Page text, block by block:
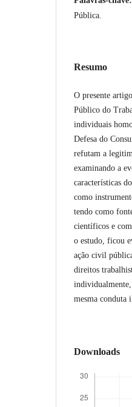
Pública.
Resumo
O presente
Público do
individuais
Defesa do
refutam a
examinando a
características
como
tendo como
científicos e
o estudo, ficou
ação civil
direitos
individualmente,
mesma conduta
Downloads